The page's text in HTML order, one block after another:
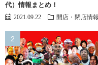
代）情報まとめ！
2021.09.22 開店・閉店情報